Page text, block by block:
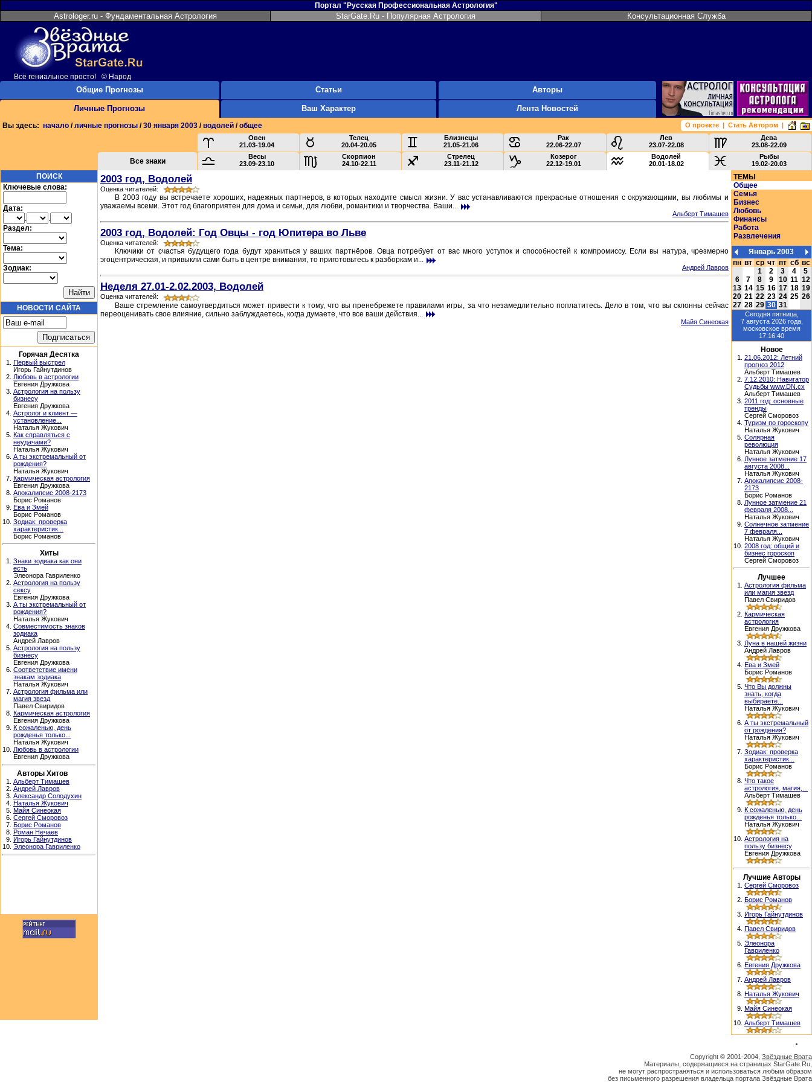
Портал "Русская Профессиональная Астрология"
Astrologer.ru - Фундаментальная Астрология StarGate.Ru - Популярная Астрология Консультационная Служба
Всё гениальное просто! © Народ
Общие Прогнозы
Личные Прогнозы
Статьи
Ваш Характер
Авторы
Лента Новостей
Вы здесь: начало /личные прогнозы /30 января 2003 /водолей /общее О проекте | Стать Автором |
Овен
21.03-19.04
Телец
20.04-20.05
Близнецы
21.05-21.06
Рак
22.06-22.07
Лев
23.07-22.08
Дева
23.08-22.09
Все знаки
Весы
23.09-23.10
Скорпион
24.10-22.11
Стрелец
23.11-21.12
Козерог
22.12-19.01
Водолей
20.01-18.02
Рыбы
19.02-20.03
ПОИСК
Ключевые слова:
Дата:
.
.
Раздел:
Тема:
Зодиак:
НОВОСТИ САЙТА
Горячая Десятка
1. Первый выстрел
Игорь Гайнутдинов
2. Любовь в астрологии
Евгения Дружкова
3. Астрология на пользу
бизнесу
Евгения Дружкова
4. Астролог и клиент —
установление...
Наталья Жукович
5. Как справляться с
неудачами?
Наталья Жукович
6. А ты экстремальный от
рождения?
Наталья Жукович
7. Кармическая астрология
Евгения Дружкова
8. Апокалипсис 2008-2173
Борис Романов
9. Ева и Змей
Борис Романов
10. Зодиак: проверка
характеристик...
Борис Романов
Хиты
1. Знаки зодиака как они
есть
Элеонора Гавриленко
2. Астрология на пользу
сексу
Евгения Дружкова
3. А ты экстремальный от
рождения?
Наталья Жукович
4. Совместимость знаков
зодиака
Андрей Лавров
5. Астрология на пользу
бизнесу
Евгения Дружкова
6. Соответствие имени
знакам зодиака
Наталья Жукович
7. Астрология фильма или
магия звезд
Павел Свиридов
8. Кармическая астрология
Евгения Дружкова
9. К сожаленью, день
рожденья только...
Наталья Жукович
10. Любовь в астрологии
Евгения Дружкова
Авторы Хитов
1. Альберт Тимашев
2. Андрей Лавров
3. Александр Солодухин
4. Наталья Жукович
5. Майя Синеокая
6. Сергей Сморовоз
7. Борис Романов
8. Роман Нечаев
9. Игорь Гайнутдинов
10. Элеонора Гавриленко
2003 год, Водолей
Оценка читателей:
В 2003 году вы встречаете хороших, надежных партнеров, в которых находите смысл жизни. У вас устанавливаются прекрасные отношения с окружающими, вы любимы и
уважаемы всеми. Этот год благоприятен для дома и семьи, для любви, романтики и творчества. Ваши...
Альберт Тимашев
2003 год, Водолей: Год Овцы - год Юпитера во Льве
Оценка читателей:
Ключики от счастья будущего года будут храниться у ваших партнёров. Овца потребует от вас много уступок и способностей к компромиссу. Если вы натура, чрезмерно
эгоцентрическая, и привыкли сами быть в центре внимания, то приготовьтесь к разборкам и...
Андрей Лавров
Неделя 27.01-2.02.2003, Водолей
Оценка читателей:
Ваше стремление самоутвердиться может привести к тому, что вы пренебрежете правилами игры, за что незамедлительно поплатитесь. Дело в том, что вы склонны сейчас
переоценивать свое влияние, сильно заблуждаетесь, когда думаете, что все ваши действия...
Майя Синеокая
ТЕМЫ
Общее
Семья
Бизнес
Любовь
Финансы
Работа
Развлечения
Январь 2003
пн вт ср чт пт сб вс
1
2 3 4
5
6
7 8 9 10 11 12
13 14 15 16 17 18 19
20 21 22 23 24 25 26
27 28 29 30 31
Сегодня пятница,
7 августа 2026года,
московское время
17:16:40
Новое
1. 21.06.2012: Летний
прогноз 2012
Альберт Тимашев
2. 7.12.2010: Навигатор
Судьбы www.DN.cx
Альберт Тимашев
3. 2011 год: основные
тренды
Сергей Сморовоз
4. Туризм по гороскопу
Наталья Жукович
5. Солярная
революция
Наталья Жукович
6. Лунное затмение 17
августа 2008...
Наталья Жукович
7. Апокалипсис 2008-
2173
Борис Романов
8. Лунное затмение 21
февраля 2008...
Наталья Жукович
9. Солнечное затмение
7 февраля...
Наталья Жукович
10. 2008 год: общий и
бизнес гороскоп
Сергей Сморовоз
Лучшее
1. Астрология фильма
или магия звезд
Павел Свиридов
2. Кармическая
астрология
Евгения Дружкова
3. Луна в нашей жизни
Андрей Лавров
4. Ева и Змей
Борис Романов
5. Что Вы должны
знать, когда
выбираете...
Наталья Жукович
6. А ты экстремальный
от рождения?
Наталья Жукович
7. Зодиак: проверка
характеристик...
Борис Романов
8. Что такое
астрология, магия,...
Альберт Тимашев
9. К сожаленью, день
рожденья только...
Наталья Жукович
10. Астрология на
пользу бизнесу
Евгения Дружкова
Лучшие Авторы
1. Сергей Сморовоз
2. Борис Романов
3. Игорь Гайнутдинов
4. Павел Свиридов
5. Элеонора
Гавриленко
6. Евгения Дружкова
7. Андрей Лавров
8. Наталья Жукович
9. Майя Синеокая
10. Альберт Тимашев
Copyright © 2001-2004, Звёздные Врата
Материалы, содержащиеся на страницах StarGate.Ru,
не могут распространяться и использоваться любым образом
без письменного разрешения владельца портала Звёздные Врата